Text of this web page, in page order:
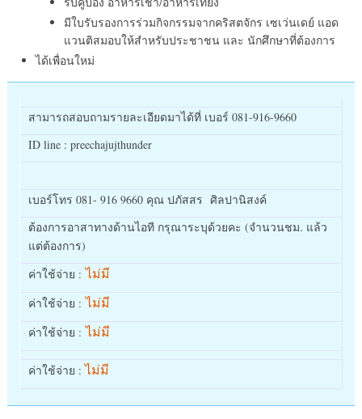
มีใบรับรองการร่วมกิจกรรมจากคริสตจักร เซเว่นเดย์ แอด
แวนติสมอบให้สำหรับประชาชน และ นักศึกษาที่ต้องการ
ได้เพื่อนใหม่
สามารถสอบถามรายละเอียดมาได้ที่ เบอร์ 081-916-9660
ID line : preechajujthunder
เบอร์โทร 081- 916 9660 คุณ ปภัสสร ศิลปานิสงค์
ต้องการอาสาทางด้านไอที กรุณาระบุด้วยคะ (จำนวนชม. แล้ว
แต่ต้องการ)
ค่าใช้จ่าย :ไม่มี
ค่าใช้จ่าย :ไม่มี
ค่าใช้จ่าย :ไม่มี
ค่าใช้จ่าย :ไม่มี